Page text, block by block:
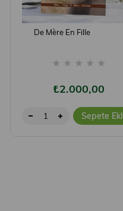
De Mère En Fille
★ ★ ★ ★ ★
₺2.000,00
Sepete